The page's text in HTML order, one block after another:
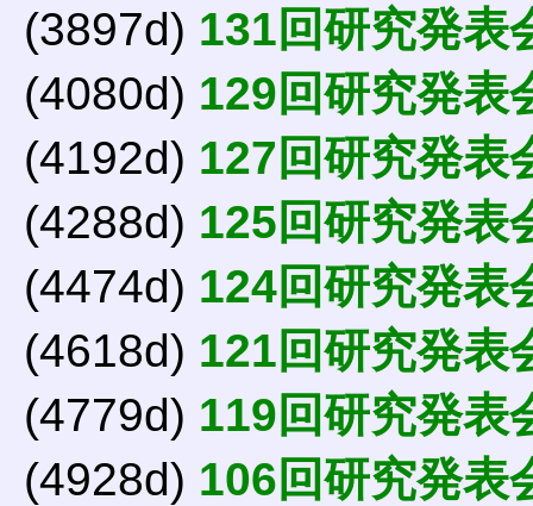
(3897d) 131回研究発表
(4080d) 129回研究発表
(4192d) 127回研究発表
(4288d) 125回研究発表
(4474d) 124回研究発表
(4618d) 121回研究発表
(4779d) 119回研究発表
(4928d) 106回研究発表